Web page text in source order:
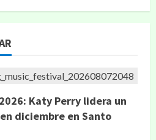
Katy Perry lidera un
diciembre en Santo